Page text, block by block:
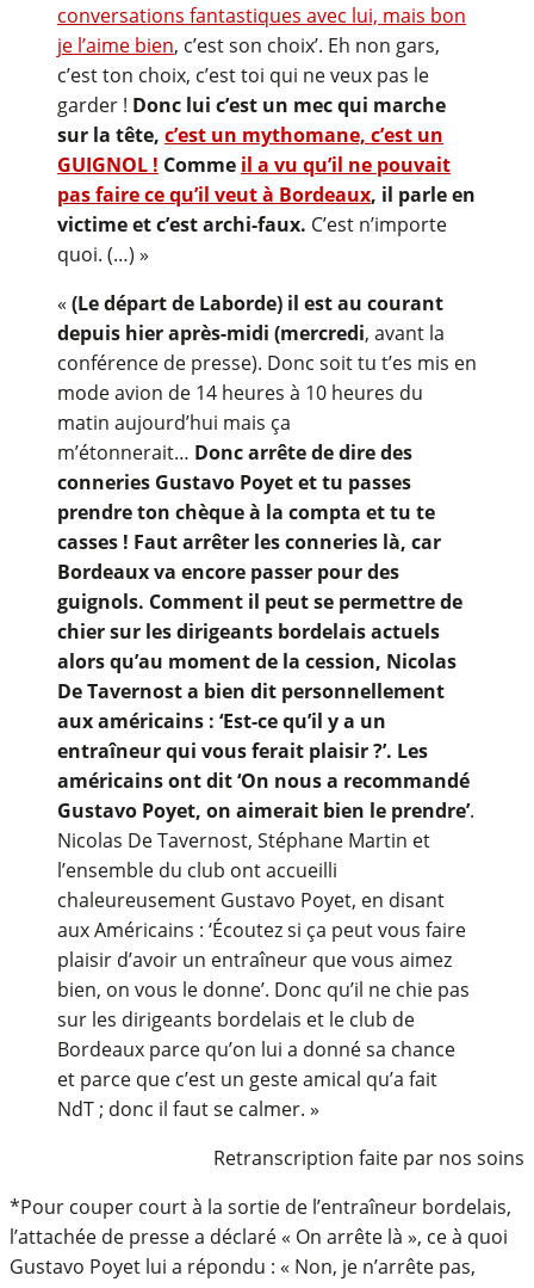
conversations fantastiques avec lui, mais bon
je l’aime bien, c’est son choix’. Eh non gars,
c’est ton choix, c’est toi qui ne veux pas le
garder ! Donc lui c’est un mec qui marche
sur la tête, c’est un mythomane, c’est un
GUIGNOL ! Comme il a vu qu’il ne pouvait
pas faire ce qu’il veut à Bordeaux, il parle en
victime et c’est archi-faux. C’est n’importe
quoi. (…) »
« (Le départ de Laborde) il est au courant
depuis hier après-midi (mercredi, avant la
conférence de presse). Donc soit tu t’es mis en
mode avion de 14 heures à 10 heures du
matin aujourd’hui mais ça
m’étonnerait… Donc arrête de dire des
conneries Gustavo Poyet et tu passes
prendre ton chèque à la compta et tu te
casses ! Faut arrêter les conneries là, car
Bordeaux va encore passer pour des
guignols. Comment il peut se permettre de
chier sur les dirigeants bordelais actuels
alors qu’au moment de la cession, Nicolas
De Tavernost a bien dit personnellement
aux américains : ‘Est-ce qu’il y a un
entraîneur qui vous ferait plaisir ?’. Les
américains ont dit ‘On nous a recommandé
Gustavo Poyet, on aimerait bien le prendre’.
Nicolas De Tavernost, Stéphane Martin et
l’ensemble du club ont accueilli
chaleureusement Gustavo Poyet, en disant
aux Américains : ‘Écoutez si ça peut vous faire
plaisir d’avoir un entraîneur que vous aimez
bien, on vous le donne’. Donc qu’il ne chie pas
sur les dirigeants bordelais et le club de
Bordeaux parce qu’on lui a donné sa chance
et parce que c’est un geste amical qu’a fait
NdT ; donc il faut se calmer. »
Retranscription faite par nos soins
*Pour couper court à la sortie de l’entraîneur bordelais,
l’attachée de presse a déclaré « On arrête là », ce à quoi
Gustavo Poyet lui a répondu : « Non, je n’arrête pas,